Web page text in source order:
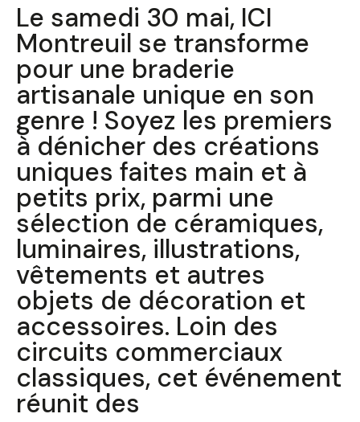
Le samedi 30 mai, ICI
Montreuil se transforme
pour une braderie
artisanale unique en son
genre ! Soyez les premiers
à dénicher des créations
uniques faites main et à
petits prix, parmi une
sélection de céramiques,
luminaires, illustrations,
vêtements et autres
objets de décoration et
accessoires. Loin des
circuits commerciaux
classiques, cet événement
réunit des